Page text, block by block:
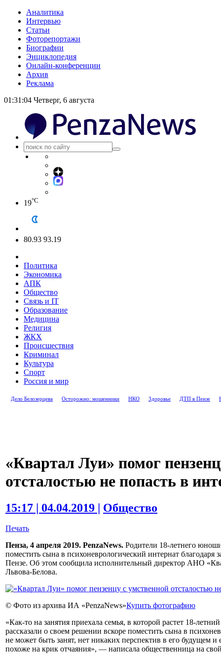
Аналитика
Интервью
Статьи
Фоторепортажи
Биографии
Энциклопедия
Онлайн-конференции
Архив
Реклама
01:31:05 Четверг, 6 августа
19°C
80.93 93.19
Политика
Экономика
АПК
Общество
Связь и IT
Образование
Медицина
Религия
ЖКХ
Происшествия
Криминал
Культура
Спорт
Россия и мир
Дело Белозерцева Осторожно: мошенники НКО Здоровье ДТП в Пензе
«Квартал Луи» помог
отсталостью не попасть в
15:17 | 04.04.2019 | Общество
Печать
Пенза, 4 апреля 2019. PenzaNews. Родители 18-летнего
поместить сына в психоневрологический интернат благодаря
Пензе. Об этом сообщила исполнительный директор АНО
Львова-Белова.
© Фото из архива ИА «PenzaNews»Купить фотографию
«Как-то на занятия приехала семья, в которой растет 18-
рассказали о своем решении вскоре поместить сына в
не может быть занят, нет никаких перспектив в его будущем
похоже на крик отчаяния», — написала общественница на